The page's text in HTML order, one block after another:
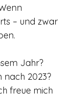
– und zwar
Jahr?
nach 2023?
freue mich